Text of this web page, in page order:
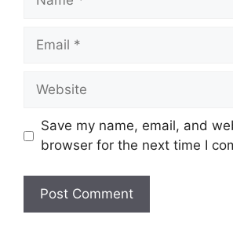
Email
Website
Save my name, email, and
browser for the next time I